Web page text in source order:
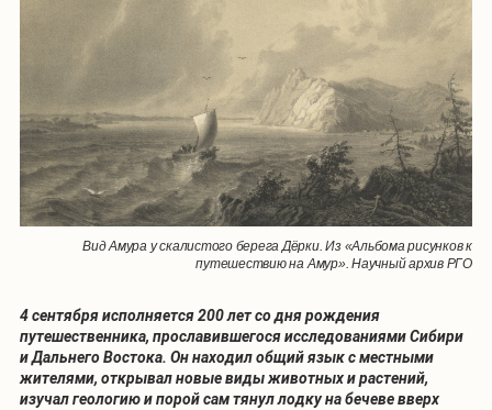
Вид Амура у скалистого берега Дёрки. Из «Альбома рисунков к
путешествию на Амур». Научный архив РГО
4 сентября исполняется 200 лет со дня рождения
путешественника, прославившегося исследованиями Сибири
и Дальнего Востока. Он находил общий язык с местными
жителями, открывал новые виды животных и растений,
изучал геологию и порой сам тянул лодку на бечеве вверх